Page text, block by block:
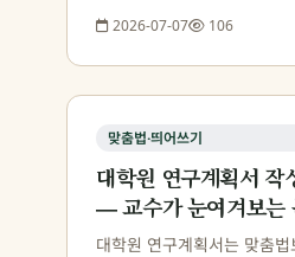
다.
2026-07-07 106
맞춤법·띄어쓰기
대학원 연구계획서 작
— 교수가 눈여겨보는
대학원 연구계획서는 맞춤